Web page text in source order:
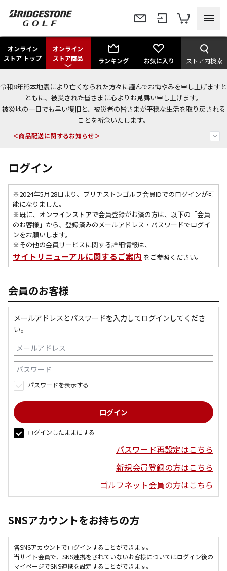
オンライン
ストア トップ
オンライン
ストア商品
ランキング お気に入り ストア内検索
令和8年熊本地震により亡くなられた方々に謹んでお悔やみを申し上げますと
ともに、被災された皆さまに心よりお見舞い申し上げます。
被災地の一日でも早い復旧と、被災者の皆さまが平穏な生活を取り戻される
ことを祈念いたします。
今なら新規会員登録で1,000円OFFクーポンプレゼント！
＜商品配送に関するお知らせ＞
ログイン
※2024年5月28日より、ブリヂストンゴルフ会員IDでのログインが可
能になりました。
※既に、 オンラインストアで会員登録がお済の方は、以下の「会員
のお客様」から、登録済みのメールアドレス・パスワードでログイ
ンをお願いします。
※その他の会員サービスに関する詳細情報は、
サイトリニューアルに関するご案内 をご参照ください。
会員のお客様
メールアドレスとパスワードを入力してログインしてくださ
い。
パスワードを表示する
ログインしたままにする
パスワード再設定はこちら
新規会員登録の方はこちら
ゴルフネット会員の方はこちら
SNSアカウントをお持ちの方
各SNSアカウントでログインすることができます。
当サイト会員で、SNS連携をされていないお客様についてはログイン後の
マイページでSNS連携を設定することができます。